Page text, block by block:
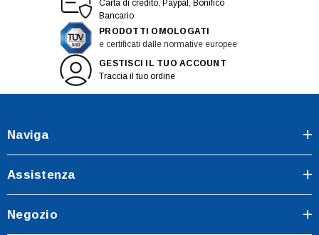
Carta di credito, Paypal, Bonifico
Bancario
PRODOTTI OMOLOGATI
e certificati dalle normative europee
GESTISCI IL TUO ACCOUNT
Traccia il tuo ordine
Naviga
Assistenza
Negozio